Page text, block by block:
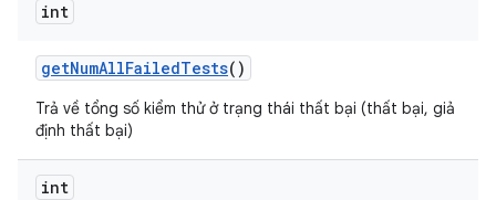
int
getNumAllFailedTests()
Trả về tổng số kiểm thử ở trạng thái thất bại (thất bại, giả
định thất bại)
int